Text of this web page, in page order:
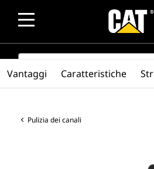
SEARCH
Pulizia dei canali
Vantaggi Caratteristiche